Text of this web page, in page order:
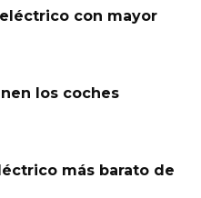
con mayor
los coches
más barato de